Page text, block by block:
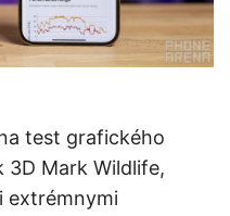
test grafického
Mark Wildlife,
extrémnymi